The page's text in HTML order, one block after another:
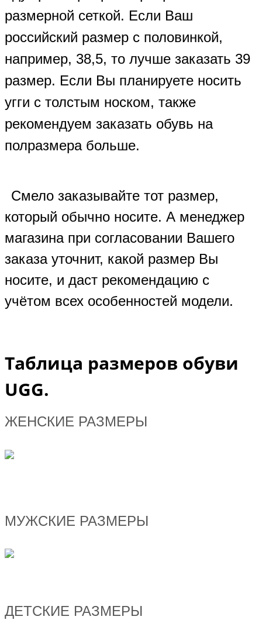
размерной сеткой. Если Ваш
российский размер с половинкой,
например, 38,5, то лучше заказать 39
размер. Если Вы планируете носить
угги с толстым носком, также
рекомендуем заказать обувь на
полразмера больше.
Смело заказывайте тот размер,
который обычно носите. А менеджер
магазина при согласовании Вашего
заказа уточнит, какой размер Вы
носите, и даст рекомендацию с
учётом всех особенностей модели.
Таблица размеров обуви
UGG.
ЖЕНСКИЕ РАЗМЕРЫ
МУЖСКИЕ РАЗМЕРЫ
ДЕТСКИЕ РАЗМЕРЫ